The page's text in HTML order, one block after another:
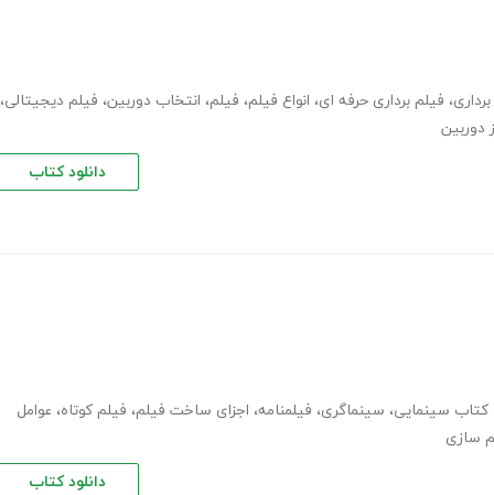
، فیلم برداری حرفه ای، انواع فیلم، فیلم، انتخاب دوربین، فیلم دیجیتالی،
دوربین
دانلود کتاب
کتاب سینمایی، سینماگری، فیلمنامه، اجزای ساخت فیلم، فیلم کوتاه، عوامل
سازی
دانلود کتاب